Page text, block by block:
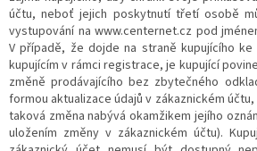
účtu, neboť jejich poskytnutí třetí osobě
vystupování na www.centernet.cz pod
V případě, že dojde na straně kupujícího ke
kupujícím v rámci registrace, je kupující
změně prodávajícího bez zbytečného
formou aktualizace údajů v zákaznickém
taková změna nabývá okamžikem jejího
uložením změny v zákaznickém účtu).